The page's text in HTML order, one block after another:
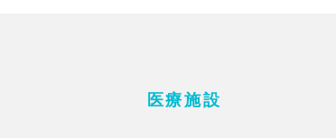
医療施設